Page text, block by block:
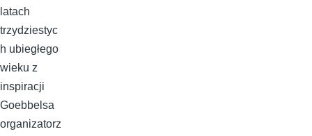
latach
trzydziestyc
h ubiegłego
wieku z
inspiracji
Goebbelsa
organizatorz